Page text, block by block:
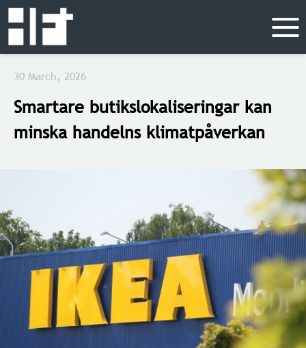
30 March, 2026
Smartare butikslokaliseringar kan
minska handelns klimatpåverkan